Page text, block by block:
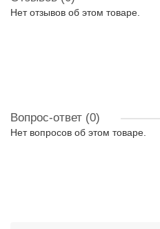
Нет отзывов об этом товаре.
Вопрос-ответ (0)
Нет вопросов об этом товаре.